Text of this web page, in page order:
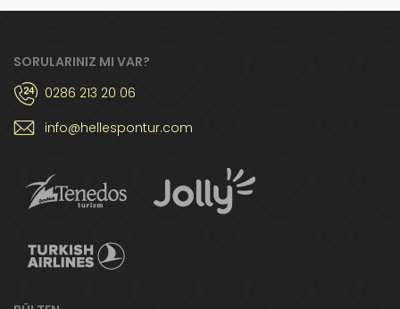
SORULARINIZ MI VAR?
0286 213 20 06
info@hellespontur.com